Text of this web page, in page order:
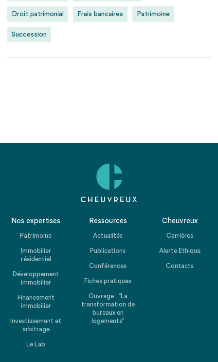
Droit patrimonial Frais bancaires Patrimoine
Succession
Nos expertises
Patrimoine
Immobilier
résidentiel
Développement
immobilier
Financement
immobilier
Investissement et
arbitrage
Le Lab
Ressources
Actualités
Publications
Conférences
Fiches pratiques
Ouvrage : “La
transformation de
bureaux en
logements”
Cheuvreux
Carrières
Alerte Ethique
Contacts